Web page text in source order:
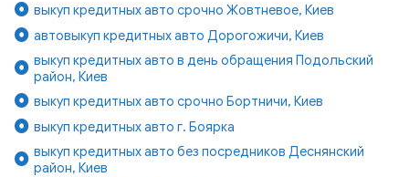
выкуп кредитных авто срочно Жовтневое, Киев
автовыкуп кредитных авто Дорогожичи, Киев
выкуп кредитных авто в день обращения Подольский
район, Киев
выкуп кредитных авто срочно Бортничи, Киев
выкуп кредитных авто г. Боярка
выкуп кредитных авто без посредников Деснянский
район, Киев